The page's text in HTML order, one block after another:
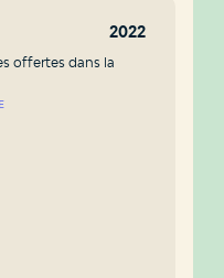
2022
offertes dans la